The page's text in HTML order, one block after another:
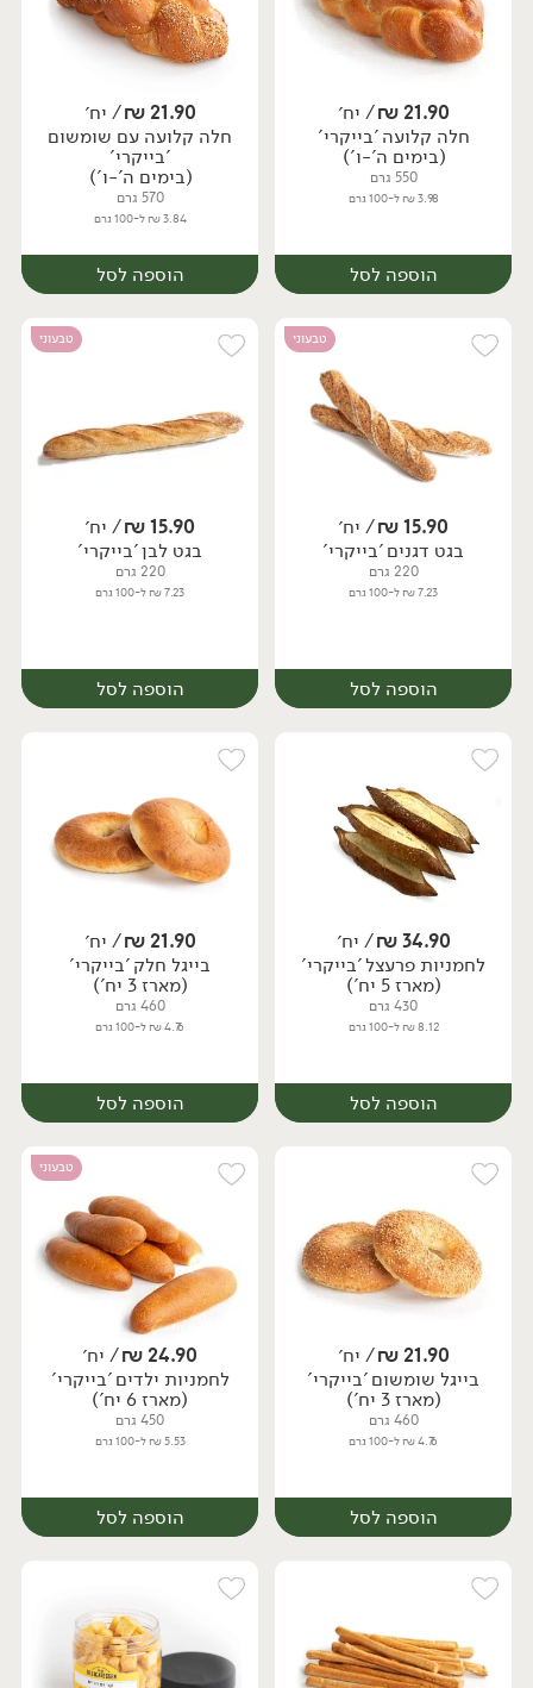
יח׳ יח׳
21.90
₪/ יח׳
חלה קלועה 'בייקרי'
(בימים ה'-ו')
550 גרם
3.98 ₪ ל-100 גרם
הוספה לסל
יח׳
21.90
₪/ יח׳
חלה קלועה עם שומשום
'בייקרי'
(בימים ה'-ו')
570 גרם
3.84 ₪ ל-100 גרם
הוספה לסל
יח׳
טבעוני
15.90
₪/ יח׳
בגט דגנים 'בייקרי'
220 גרם
7.23 ₪ ל-100 גרם
הוספה לסל
יח׳
טבעוני
15.90
₪/ יח׳
בגט לבן 'בייקרי'
220 גרם
7.23 ₪ ל-100 גרם
הוספה לסל
יח׳
34.90
₪/ יח׳
לחמניות פרעצל 'בייקרי'
(מארז 5 יח')
430 גרם
8.12 ₪ ל-100 גרם
הוספה לסל
יח׳
21.90
₪/ יח׳
בייגל חלק 'בייקרי'
(מארז 3 יח')
460 גרם
4.76 ₪ ל-100 גרם
הוספה לסל
יח׳
21.90
₪/ יח׳
בייגל שומשום 'בייקרי'
(מארז 3 יח')
460 גרם
4.76 ₪ ל-100 גרם
הוספה לסל
טבעוני
24.90
₪/ יח׳
לחמניות ילדים 'בייקרי'
(מארז 6 יח')
450 גרם
5.53 ₪ ל-100 גרם
הוספה לסל